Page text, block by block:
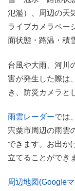
氾濫）、周辺の天
ライブカメラペー
面状態・路温・積
台風や大雨、河川
害が発生した際は
き、防災カメラと
雨雲レーダーでは
宍粟市周辺の雨雲
できます。お出か
立てることができ
周辺地図(Google